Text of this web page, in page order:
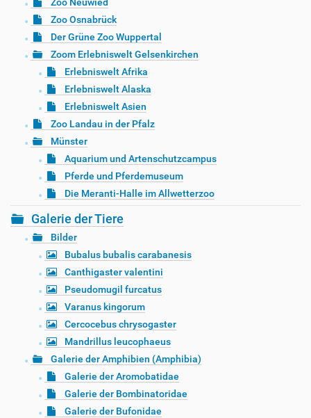
Zoo Neuwied
Zoo Osnabrück
Der Grüne Zoo Wuppertal
Zoom Erlebniswelt Gelsenkirchen
Erlebniswelt Afrika
Erlebniswelt Alaska
Erlebniswelt Asien
Zoo Landau in der Pfalz
Münster
Aquarium und Artenschutzcampus
Pferde und Pferdemuseum
Die Meranti-Halle im Allwetterzoo
Galerie der Tiere
Bilder
Bubalus bubalis carabanesis
Canthigaster valentini
Pseudomugil furcatus
Varanus kingorum
Cercocebus chrysogaster
Mandrillus leucophaeus
Galerie der Amphibien (Amphibia)
Galerie der Aromobatidae
Galerie der Bombinatoridae
Galerie der Bufonidae